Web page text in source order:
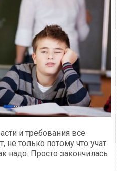
и требования всё
не только потому что учат
надо. Просто закончилась